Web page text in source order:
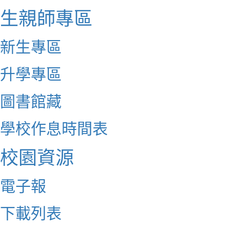
生親師專區
新生專區
升學專區
圖書館藏
學校作息時間表
校園資源
電子報
下載列表